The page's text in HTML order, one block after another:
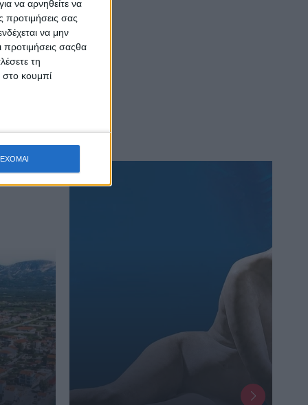
να αρνηθείτε να
προτιμήσεις σας
να μην
προτιμήσεις σαςθα
τη
στο κουμπί